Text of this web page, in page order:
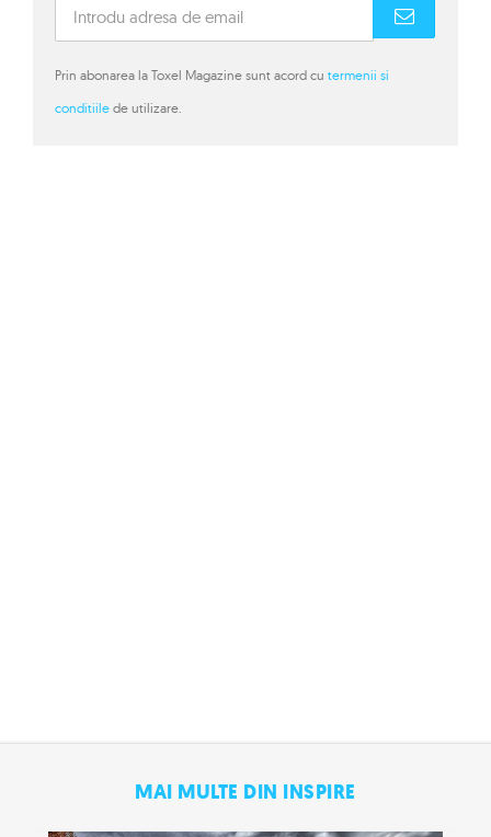
Prin abonarea la Toxel Magazine sunt acord cu termenii si
conditiile de utilizare.
MAI MULTE DIN INSPIRE